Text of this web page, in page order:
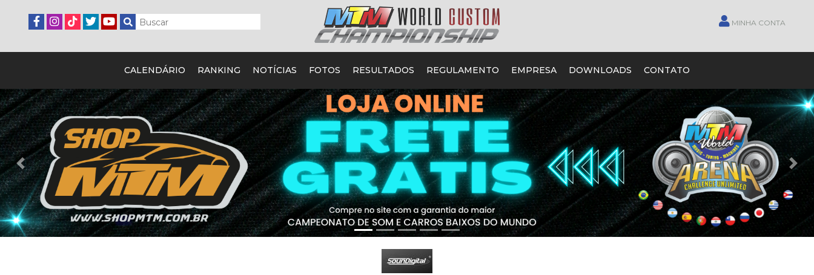
MINHA CONTA
CALENDÁRIO RANKING NOTÍCIAS FOTOS RESULTADOS REGULAMENTO EMPRESA DOWNLOADS CONTATO
Previous